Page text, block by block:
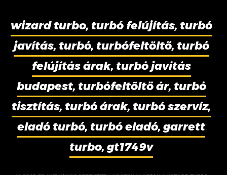
wizard turbo, turbó felújítás, turbó
javítás, turbó, turbófeltöltő, turbó
felújítás árak, turbó javítás
budapest, turbófeltöltő ár, turbó
tisztítás, turbó árak, turbó szervíz,
eladó turbó, turbó eladó, garrett
turbo, gt1749v